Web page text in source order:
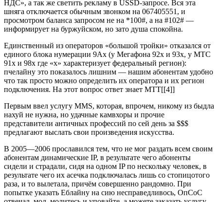
НДС», а так же светить рекламу в USSD-запросе. Вся эта
шняга отключается обычным звонком на 067405551, и
просмотром баланса запросом не на *100#, а на #102# —
информирует на буржуйском, но зато душа спокойна.
Единственный из операторов «большой тройки» отказался от
единого блока нумерации 9Ax (у Мегафона 92x и 93х, у МТС
91х и 98x где «х» характеризует федеральный регион):
пчелайну это показалось лишним — нашим абонентам удобно
что так просто можно определить их оператора и их регион
подключения. На этот вопрос ответ знает МТТ[[4]]
Первым ввел услугу MMS, которая, впрочем, никому из быдла
нахуй не нужна, но удачные камвхоры и прочие
представители античных профессий по сей день за $$$
предлагают выслать свои произведения искусства.
В 2005—2006 прославился тем, что не мог раздать всем своим
абонентам динамические IP, в результате чего абоненты
сидели и страдали, сидя на одном IP по нескольку человек, в
результате чего их асечка подключалась лишь со стопицотого
раза, и то вылетала, причём совершенно рандомно. При
попытке указать Еблайну на сию несправедливось, ОпСоС